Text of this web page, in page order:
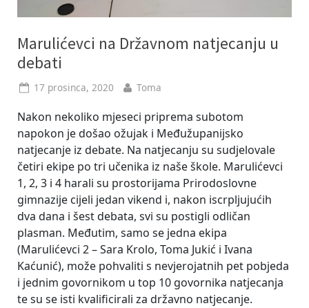
Marulićevci na Državnom natjecanju u
debati
Posted
17 prosinca, 2020 By
Toma
Nakon nekoliko mjeseci priprema subotom
napokon je došao ožujak i Međužupanijsko
natjecanje iz debate. Na natjecanju su sudjelovale
četiri ekipe po tri učenika iz naše škole. Marulićevci
1, 2, 3 i 4 harali su prostorijama Prirodoslovne
gimnazije cijeli jedan vikend i, nakon iscrpljujućih
dva dana i šest debata, svi su postigli odličan
plasman. Međutim, samo se jedna ekipa
(Marulićevci 2 – Sara Krolo, Toma Jukić i Ivana
Kaćunić), može pohvaliti s nevjerojatnih pet pobjeda
i jednim govornikom u top 10 govornika natjecanja
te su se isti kvalificirali za državno natjecanje.